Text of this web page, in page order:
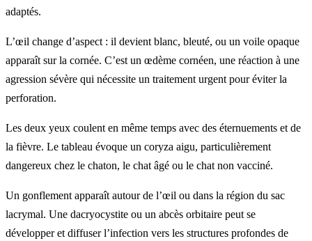
adaptés.
L’œil change d’aspect : il devient blanc, bleuté, ou un voile opaque
apparaît sur la cornée. C’est un œdème cornéen, une réaction à une
agression sévère qui nécessite un traitement urgent pour éviter la
perforation.
Les deux yeux coulent en même temps avec des éternuements et de
la fièvre. Le tableau évoque un coryza aigu, particulièrement
dangereux chez le chaton, le chat âgé ou le chat non vacciné.
Un gonflement apparaît autour de l’œil ou dans la région du sac
lacrymal. Une dacryocystite ou un abcès orbitaire peut se
développer et diffuser l’infection vers les structures profondes de